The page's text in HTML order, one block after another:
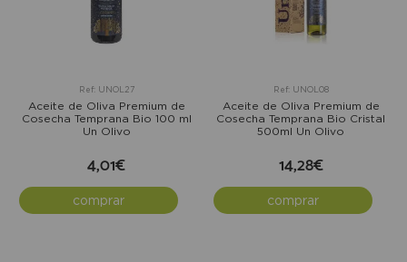
Ref: UNOL27
Aceite de Oliva Premium de
Cosecha Temprana Bio 100 ml
Un Olivo
4,01€
comprar
Ref: UNOL08
Aceite de Oliva Premium de
Cosecha Temprana Bio Cristal
500ml Un Olivo
14,28€
comprar